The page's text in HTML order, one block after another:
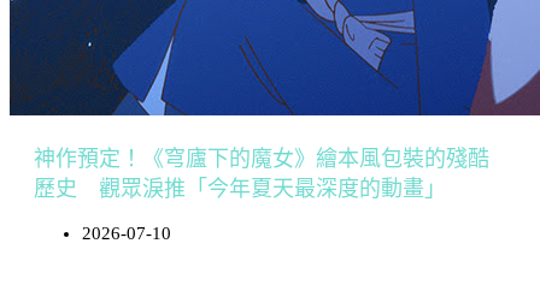
神作預定！《穹廬下的魔女》繪本風包裝的殘酷
歷史 觀眾淚推「今年夏天最深度的動畫」
2026-07-10